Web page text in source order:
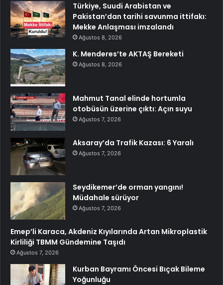
Türkiye, Suudi Arabistan ve
Pakistan’dan tarihi savunma ittifakı:
Mekke Anlaşması imzalandı
Ağustos 8, 2026
K. Menderes’te AKTAŞ Bereketi
Ağustos 8, 2026
Mahmut Tanal elinde hortumla
otobüsün üzerine çıktı: Açın suyu
Ağustos 7, 2026
Aksaray’da Trafik Kazası: 6 Yaralı
Ağustos 7, 2026
Seydikemer’de orman yangını!
Müdahale sürüyor
Ağustos 7, 2026
Emep’li Karaca, Akdeniz Kıyılarında Artan Mikroplastik
Kirliliği TBMM Gündemine Taşıdı
Ağustos 7, 2026
Kurban Bayramı Öncesi Bıçak Bileme
Yoğunluğu